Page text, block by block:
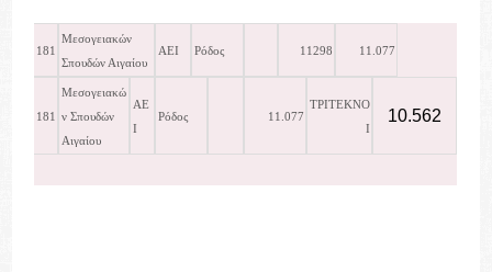
181
Μεσογειακών
Σπουδών Αιγαίου
ΑΕΙ Ρόδος 11298 11.077
181
Μεσογειακώ
ν Σπουδών
Αιγαίου
ΑΕ
Ι
Ρόδος 11.077
ΤΡΙΤΕΚΝΟ
Ι
10.562